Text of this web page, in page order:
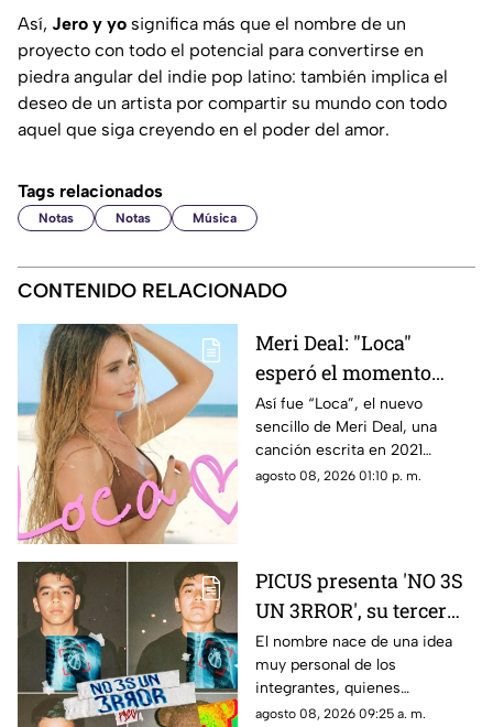
Así, Jero y yo significa más que el nombre de un
proyecto con todo el potencial para convertirse en
piedra angular del indie pop latino: también implica el
deseo de un artista por compartir su mundo con todo
aquel que siga creyendo en el poder del amor.
Tags relacionados
Notas Notas Música
CONTENIDO RELACIONADO
Meri Deal: "Loca"
esperó el momento
perfecto. Hoy por fin es
tuya
Así fue “Loca”, el nuevo
sencillo de Meri Deal, una
canción escrita en 2021
durante una sesión muy
agosto 08, 2026 01:10 p. m.
PICUS presenta 'NO 3S
UN 3RROR', su tercer
álbum de estudio
El nombre nace de una idea
muy personal de los
integrantes, quienes
transforman una frase
agosto 08, 2026 09:25 a. m.